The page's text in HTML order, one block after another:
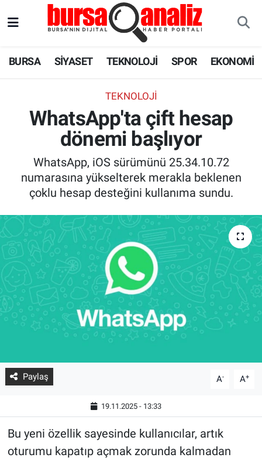
BURSA SİYASET TEKNOLOJİ SPOR EKONOMİ
TEKNOLOJI
WhatsApp'ta çift hesap
dönemi başlıyor
WhatsApp, iOS sürümünü 25.34.10.72
numarasına yükselterek merakla beklenen
çoklu hesap desteğini kullanıma sundu.
Paylaş A- A+
19.11.2025 - 13:33
Bu yeni özellik sayesinde kullanıcılar, artık
oturumu kapatıp açmak zorunda kalmadan
EKONOMİ
SAĞLIK
ASTROLOJİ
BLOG
Süper Lig Puan Durumu ve Fikstür
Tüm Manşetler
Son Dakika Haberleri
Haber Arşivi